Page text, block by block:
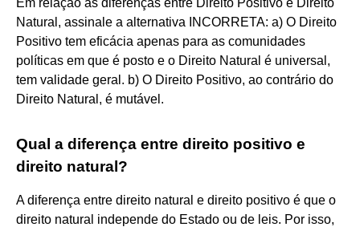
Natural, assinale a alternativa INCORRETA: a) O Direito
Positivo tem eficácia apenas para as comunidades
políticas em que é posto e o Direito Natural é universal,
tem validade geral. b) O Direito Positivo, ao contrário do
Direito Natural, é mutável.
Qual a diferença entre direito positivo e
direito natural?
A diferença entre direito natural e direito positivo é que o
direito natural independe do Estado ou de leis. Por isso,